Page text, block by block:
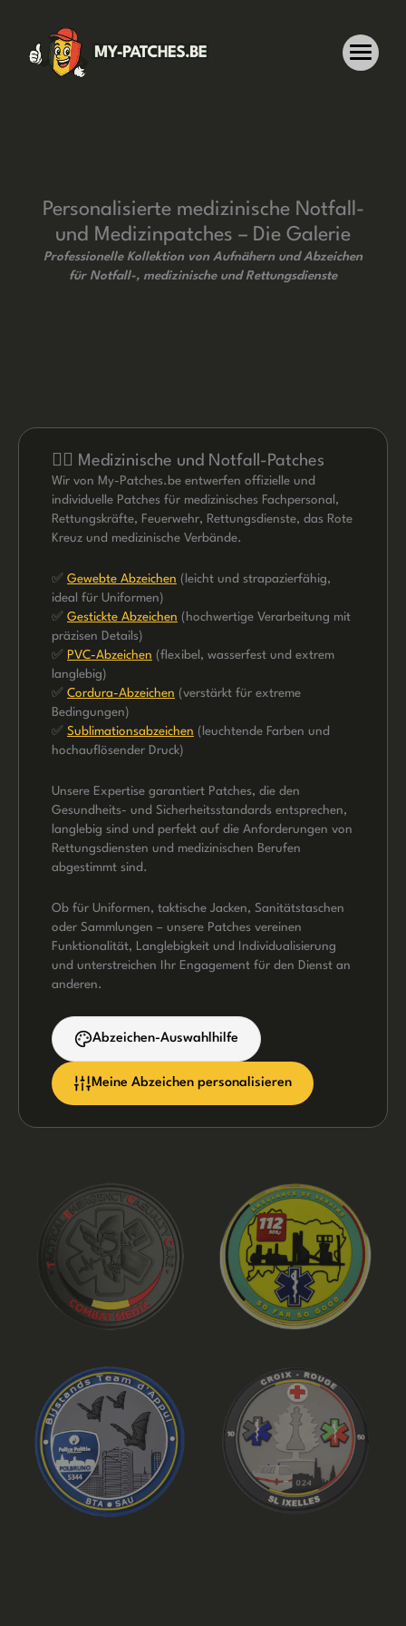
springen
Personalisierte medizinische Notfall-
und Medizinpatches – Die Galerie
Professionelle Kollektion von Aufnähern und Abzeichen
für Notfall-, medizinische und Rettungsdienste
👮‍♂️ Medizinische und Notfall-Patches
Wir von My-Patches.be entwerfen offizielle und
individuelle Patches für medizinisches Fachpersonal,
Rettungskräfte, Feuerwehr, Rettungsdienste, das Rote
Kreuz und medizinische Verbände.
✅ Gewebte Abzeichen (leicht und strapazierfähig,
ideal für Uniformen)
✅ Gestickte Abzeichen (hochwertige Verarbeitung mit
präzisen Details)
✅ PVC-Abzeichen (flexibel, wasserfest und extrem
langlebig)
✅ Cordura-Abzeichen (verstärkt für extreme
Bedingungen)
✅ Sublimationsabzeichen (leuchtende Farben und
hochauflösender Druck)
Unsere Expertise garantiert Patches, die den
Gesundheits- und Sicherheitsstandards entsprechen,
langlebig sind und perfekt auf die Anforderungen von
Rettungsdiensten und medizinischen Berufen
abgestimmt sind.
Ob für Uniformen, taktische Jacken, Sanitätstaschen
oder Sammlungen – unsere Patches vereinen
Funktionalität, Langlebigkeit und Individualisierung
und unterstreichen Ihr Engagement für den Dienst an
anderen.
Abzeichen-Auswahlhilfe
Meine Abzeichen personalisieren